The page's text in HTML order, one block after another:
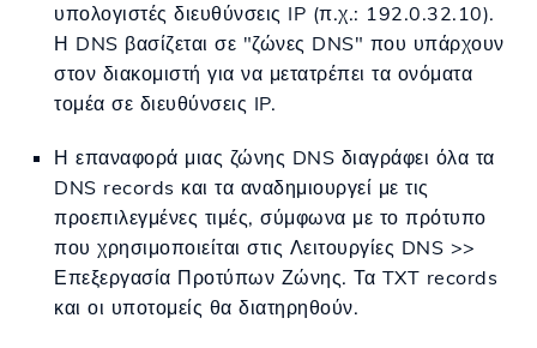
υπολογιστές διευθύνσεις IP (π.χ.: 192.0.32.10).
Η DNS βασίζεται σε "ζώνες DNS" που υπάρχουν
στον διακομιστή για να μετατρέπει τα ονόματα
τομέα σε διευθύνσεις IP.
Η επαναφορά μιας ζώνης DNS διαγράφει όλα τα
DNS records και τα αναδημιουργεί με τις
προεπιλεγμένες τιμές, σύμφωνα με το πρότυπο
που χρησιμοποιείται στις Λειτουργίες DNS >>
Επεξεργασία Προτύπων Ζώνης. Τα TXT records
και οι υποτομείς θα διατηρηθούν.